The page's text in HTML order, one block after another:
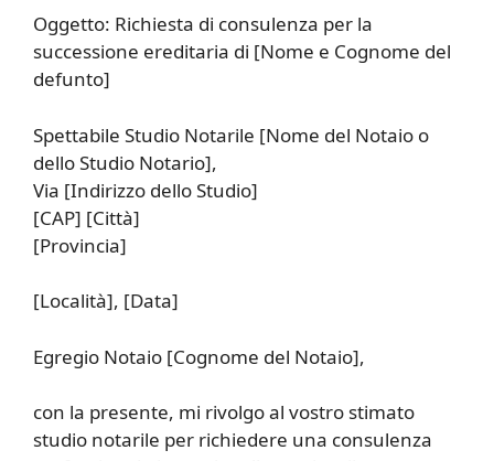
Oggetto: Richiesta di consulenza per la
successione ereditaria di [Nome e Cognome del
defunto]
Spettabile Studio Notarile [Nome del Notaio o
dello Studio Notario],
Via [Indirizzo dello Studio]
[CAP] [Città]
[Provincia]
[Località], [Data]
Egregio Notaio [Cognome del Notaio],
con la presente, mi rivolgo al vostro stimato
studio notarile per richiedere una consulenza